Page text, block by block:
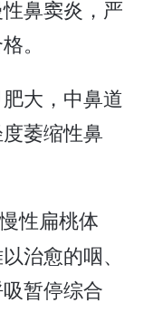
鼻窦炎，严
。
大，中鼻道
萎缩性鼻
性扁桃体
治愈的咽、
暂停综合